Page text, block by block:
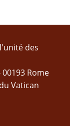
des
Rome
Vatican